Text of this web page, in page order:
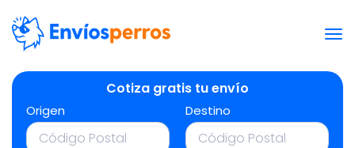
Cotiza gratis tu envío
Origen Destino